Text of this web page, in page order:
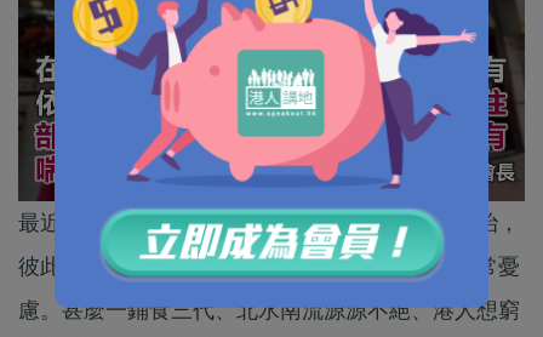
最近同幾位做物業投資的朋友閒聊，話題不涉政治，
彼此交流香港經濟情況，不約而同大家對前景非常憂
慮。甚麼一鋪食三代、北水南流源源不絕、港人想窮